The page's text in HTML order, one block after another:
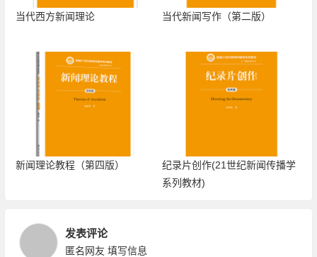
当代西方新闻理论 当代新闻写作（第二版）
新闻理论教程（第四版）
纪录片创作(21世纪新闻传播学
系列教材)
发表评论
匿名网友 填写信息